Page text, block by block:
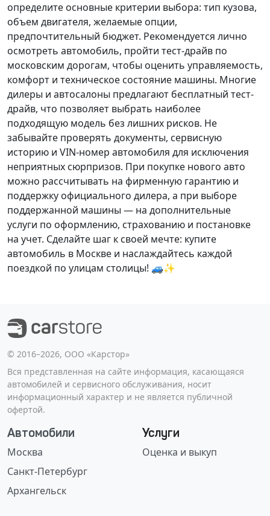
определите основные критерии выбора: тип кузова,
объем двигателя, желаемые опции,
предпочтительный бюджет. Рекомендуется лично
осмотреть автомобиль, пройти тест-драйв по
московским дорогам, чтобы оценить управляемость,
комфорт и техническое состояние машины. Многие
дилеры и автосалоны предлагают бесплатный тест-
драйв, что позволяет выбрать наиболее
подходящую модель без лишних рисков. Не
забывайте проверять документы, сервисную
историю и VIN-номер автомобиля для исключения
неприятных сюрпризов. При покупке нового авто
можно рассчитывать на фирменную гарантию и
поддержку официального дилера, а при выборе
поддержанной машины — на дополнительные
услуги по оформлению, страхованию и постановке
на учет. Сделайте шаг к своей мечте: купите
автомобиль в Москве и наслаждайтесь каждой
поездкой по улицам столицы! 🚙✨
©️ 2016–2026, ООО «Карстор»
Вся представленная на сайте информация, касающаяся
автомобилей и сервисного обслуживания, носит
информационный характер и не является публичной
офертой.
Автомобили
Москва
Санкт-Петербург
Архангельск
Услуги
Оценка и выкуп